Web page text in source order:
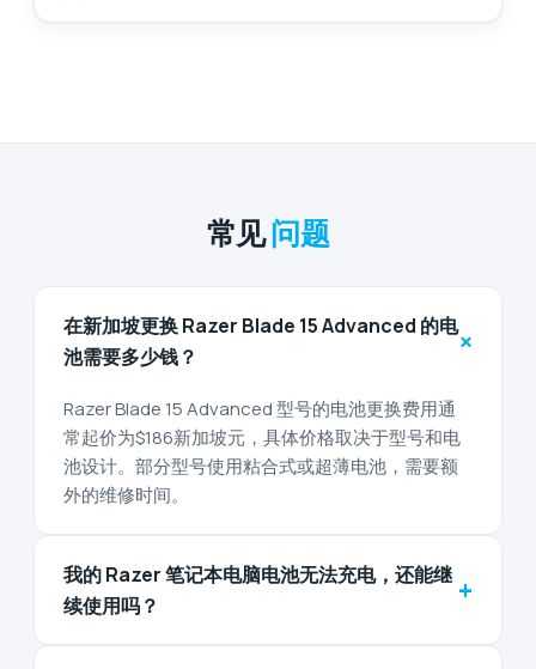
常见问题
在新加坡更换 Razer Blade 15 Advanced 的电
池需要多少钱？
+
Razer Blade 15 Advanced 型号的电池更换费用通
常起价为$186新加坡元，具体价格取决于型号和电
池设计。部分型号使用粘合式或超薄电池，需要额
外的维修时间。
我的 Razer 笔记本电脑电池无法充电，还能继
续使用吗？
+